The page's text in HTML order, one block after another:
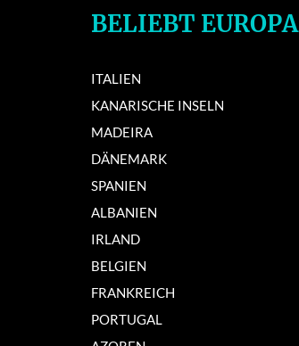
BELIEBT EUROPA
ITALIEN
KANARISCHE INSELN
MADEIRA
DÄNEMARK
SPANIEN
ALBANIEN
IRLAND
BELGIEN
FRANKREICH
PORTUGAL